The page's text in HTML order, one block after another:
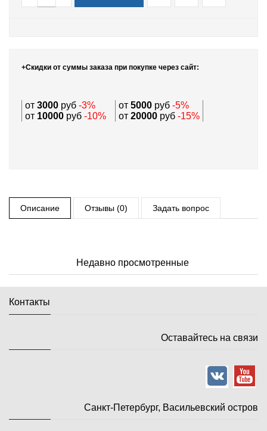
+Скидки от суммы заказа при покупке через сайт:
от 3000 руб -3% от 5000 руб -5%
от 10000 руб -10% от 20000 руб -15%
Описание Отзывы (0) Задать вопрос
Недавно просмотренные
Контакты
Оставайтесь на связи
Санкт-Петербург, Васильевский остров